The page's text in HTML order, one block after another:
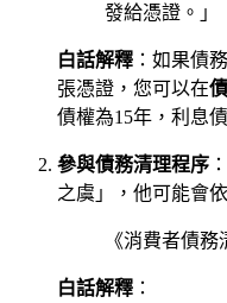
發給憑證。」
白話解釋 ：如果債
張憑證，您可以在
債權為15年，利息
參與債務清理程序
之虞」，他可能會
《消費者債
白話解釋 ：